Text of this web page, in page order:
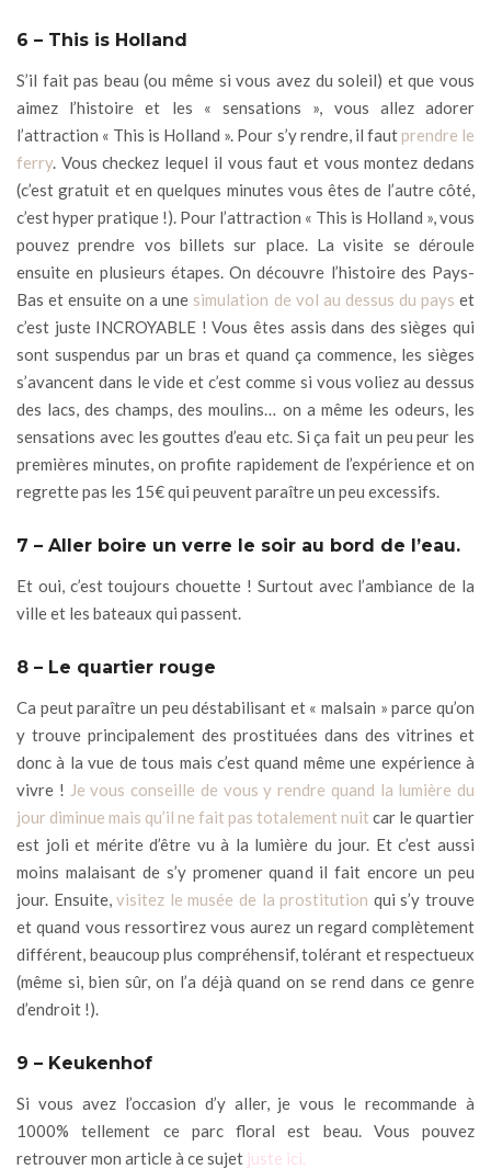
6 – This is Holland
S’il fait pas beau (ou même si vous avez du soleil) et que vous
aimez l’histoire et les « sensations », vous allez adorer
l’attraction « This is Holland ». Pour s’y rendre, il faut prendre le
ferry. Vous checkez lequel il vous faut et vous montez dedans
(c’est gratuit et en quelques minutes vous êtes de l’autre côté,
c’est hyper pratique !). Pour l’attraction « This is Holland », vous
pouvez prendre vos billets sur place. La visite se déroule
ensuite en plusieurs étapes. On découvre l’histoire des Pays-
Bas et ensuite on a une simulation de vol au dessus du pays et
c’est juste INCROYABLE ! Vous êtes assis dans des sièges qui
sont suspendus par un bras et quand ça commence, les sièges
s’avancent dans le vide et c’est comme si vous voliez au dessus
des lacs, des champs, des moulins… on a même les odeurs, les
sensations avec les gouttes d’eau etc. Si ça fait un peu peur les
premières minutes, on profite rapidement de l’expérience et on
regrette pas les 15€ qui peuvent paraître un peu excessifs.
7 – Aller boire un verre le soir au bord de l’eau.
Et oui, c’est toujours chouette ! Surtout avec l’ambiance de la
ville et les bateaux qui passent.
8 – Le quartier rouge
Ca peut paraître un peu déstabilisant et « malsain » parce qu’on
y trouve principalement des prostituées dans des vitrines et
donc à la vue de tous mais c’est quand même une expérience à
vivre ! Je vous conseille de vous y rendre quand la lumière du
jour diminue mais qu’il ne fait pas totalement nuit car le quartier
est joli et mérite d’être vu à la lumière du jour. Et c’est aussi
moins malaisant de s’y promener quand il fait encore un peu
jour. Ensuite,visitez le musée de la prostitution qui s’y trouve
et quand vous ressortirez vous aurez un regard complètement
différent, beaucoup plus compréhensif, tolérant et respectueux
(même si, bien sûr, on l’a déjà quand on se rend dans ce genre
d’endroit !).
9 – Keukenhof
Si vous avez l’occasion d’y aller, je vous le recommande à
1000% tellement ce parc floral est beau. Vous pouvez
retrouver mon article à ce sujet juste ici.